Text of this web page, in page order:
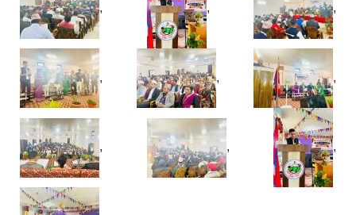
, , ,
, , ,
, , ,